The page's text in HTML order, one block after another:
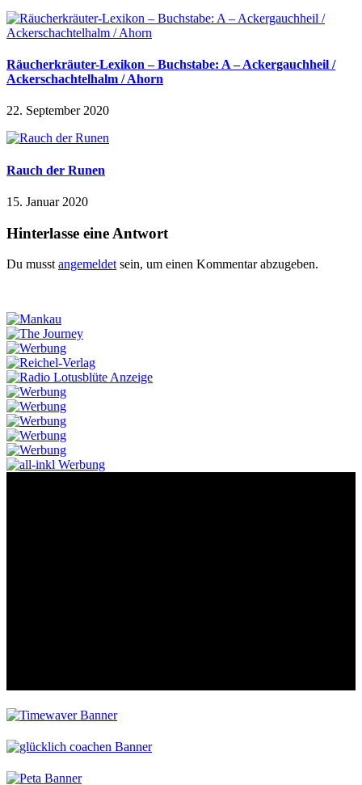
Räucherkräuter-Lexikon – Buchstabe: A – Ackergauchheil /
Ackerschachtelhalm / Ahorn
22. September 2020
Rauch der Runen
15. Januar 2020
Hinterlasse eine Antwort
Du musst angemeldet sein, um einen Kommentar abzugeben.